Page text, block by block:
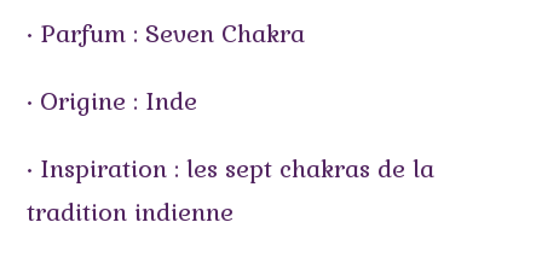
• Parfum : Seven Chakra
• Origine : Inde
• Inspiration : les sept chakras de la
tradition indienne